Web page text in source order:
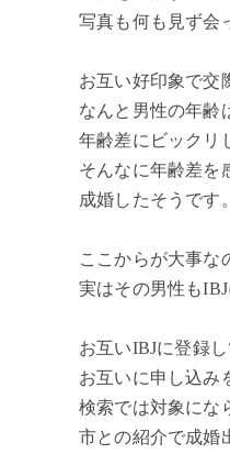
写真も何も見ず会
お互い好印象で交
なんと男性の年齢
年齢差にビックリ
そんなに年齢差を
成婚したそうです。
ここからが大事な
実はその男性も
お互いIBJに登録
お互いに申し込み
検索では対象にな
市との紹介で成婚